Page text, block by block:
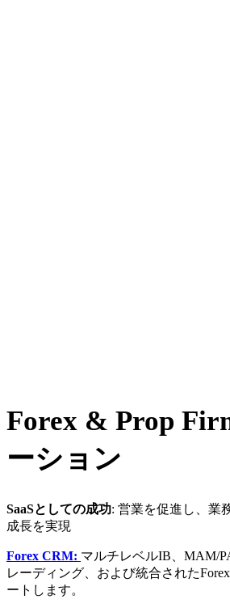
Forex & Prop
ーション
SaaSとしての成功: 営業を促進し、業
成長を実現
Forex CRM: マルチレベルIB、MAM/
レーディング、および統合された
ートします。